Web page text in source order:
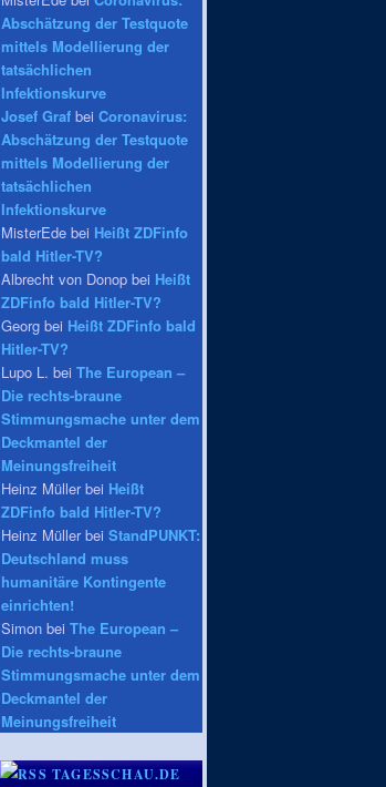
Abschätzung der Testquote
mittels Modellierung der
tatsächlichen
Infektionskurve
Josef Graf bei Coronavirus:
Abschätzung der Testquote
mittels Modellierung der
tatsächlichen
Infektionskurve
MisterEde bei Heißt ZDFinfo
bald Hitler-TV?
Albrecht von Donop bei Heißt
ZDFinfo bald Hitler-TV?
Georg bei Heißt ZDFinfo bald
Hitler-TV?
Lupo L. bei The European –
Die rechts-braune
Stimmungsmache unter dem
Deckmantel der
Meinungsfreiheit
Heinz Müller bei Heißt
ZDFinfo bald Hitler-TV?
Heinz Müller bei StandPUNKT:
Deutschland muss
humanitäre Kontingente
einrichten!
Simon bei The European –
Die rechts-braune
Stimmungsmache unter dem
Deckmantel der
Meinungsfreiheit
TAGESSCHAU.DE